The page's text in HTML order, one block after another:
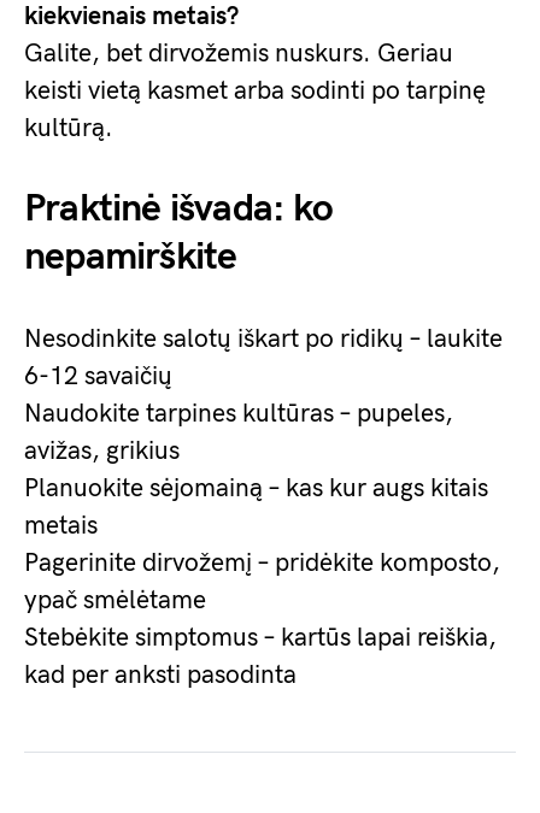
kiekvienais metais?
Galite, bet dirvožemis nuskurs. Geriau
keisti vietą kasmet arba sodinti po tarpinę
kultūrą.
Praktinė išvada: ko
nepamirškite
Nesodinkite salotų iškart po ridikų – laukite
6-12 savaičių
Naudokite tarpines kultūras – pupeles,
avižas, grikius
Planuokite sėjomainą – kas kur augs kitais
metais
Pagerinite dirvožemį – pridėkite komposto,
ypač smėlėtame
Stebėkite simptomus – kartūs lapai reiškia,
kad per anksti pasodinta